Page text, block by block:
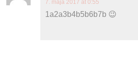
7. mája 2017 at 0:55
1a2a3b4b5b6b7b 😉